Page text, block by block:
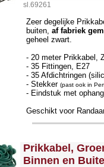
sl.69261
Zeer degelijke
buiten, af fabriek
geheel zwart.
- 20 meter Prikkabel,
- 35 Fittingen, E27
- 35 Afdichtringen
- Stekker (past ook in
- Eindstuk met
Geschikt voor
<!-- MakeFullWidth0 --><!-- MakeFullWidth1 --><!-- MakeFullWidth2 --><!-- MakeFullWidth3 --><!-- MakeFullWidth4 --><!-- MakeFullWidth5 --><!-- MakeFullWidth6 --><!-- MakeFullWidth7 --><!-- MakeFullWidth8 --><!-- MakeFullWidth9 --><!-- MakeFullWidth10 --><!--
Prikkabel,
Binnen en